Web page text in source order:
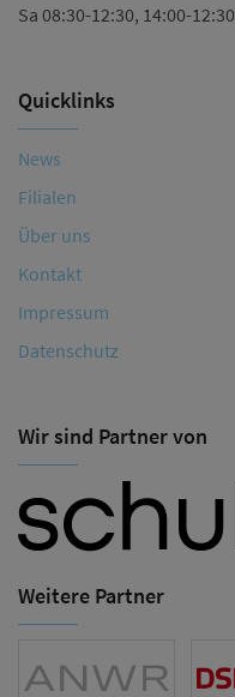
Sa 08:30-12:30, 14:00-12:30
Quicklinks
News
Filialen
Über uns
Kontakt
Impressum
Datenschutz
Wir sind Partner von
Weitere Partner